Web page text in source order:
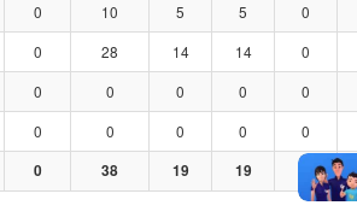
0 10 5 5 0
0 28 14 14 0
0 0 0 0 0
0 0 0 0 0
0 38 19 19